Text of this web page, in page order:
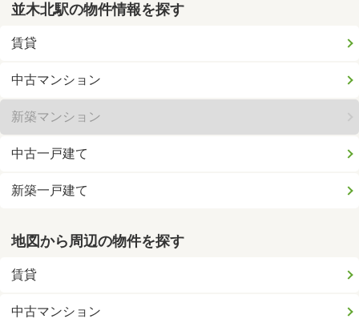
並木北駅の物件情報を探す
賃貸
中古マンション
新築マンション
中古一戸建て
新築一戸建て
地図から周辺の物件を探す
賃貸
中古マンション